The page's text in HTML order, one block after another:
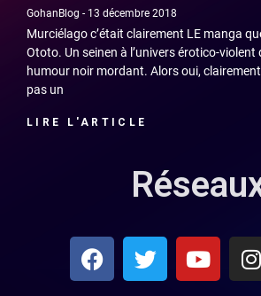
GohanBlog 13 décembre 2018
Murciélago c’était clairement LE manga
Ototo. Un seinen à l’univers érotico-violent
humour noir mordant. Alors oui,
pas un
LIRE L'ARTICLE